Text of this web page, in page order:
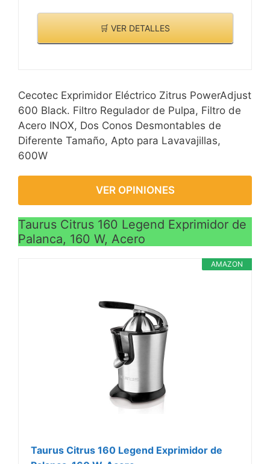
🛒 VER DETALLES
Cecotec Exprimidor Eléctrico Zitrus PowerAdjust
600 Black. Filtro Regulador de Pulpa, Filtro de
Acero INOX, Dos Conos Desmontables de
Diferente Tamaño, Apto para Lavavajillas,
600W
VER OPINIONES
Taurus Citrus 160 Legend Exprimidor de
Palanca, 160 W, Acero
AMAZON
Taurus Citrus 160 Legend Exprimidor de